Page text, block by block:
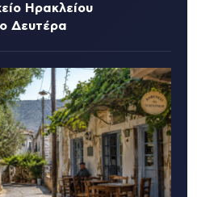
Ηρακλείου
Δευτέρα